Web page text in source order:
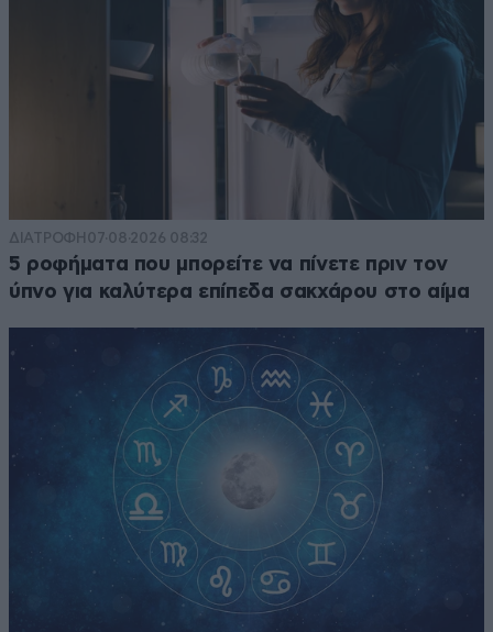
ΔΙΑΤΡΟΦΗ 07·08·2026 08:32
5 ροφήματα που μπορείτε να πίνετε πριν τον
ύπνο για καλύτερα επίπεδα σακχάρου στο αίμα